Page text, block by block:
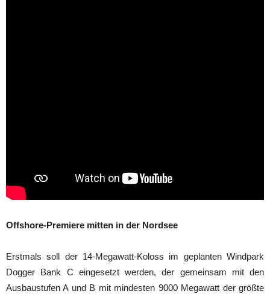
Offshore-Premiere mitten in der Nordsee
Erstmals soll der 14-Megawatt-Koloss im geplanten Windpark
Dogger Bank C eingesetzt werden, der gemeinsam mit den
Ausbaustufen A und B mit mindesten 9000 Megawatt der größte